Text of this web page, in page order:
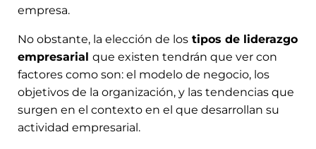
empresa.
No obstante, la elección de los tipos de liderazgo
empresarial que existen tendrán que ver con
factores como son: el modelo de negocio, los
objetivos de la organización, y las tendencias que
surgen en el contexto en el que desarrollan su
actividad empresarial.